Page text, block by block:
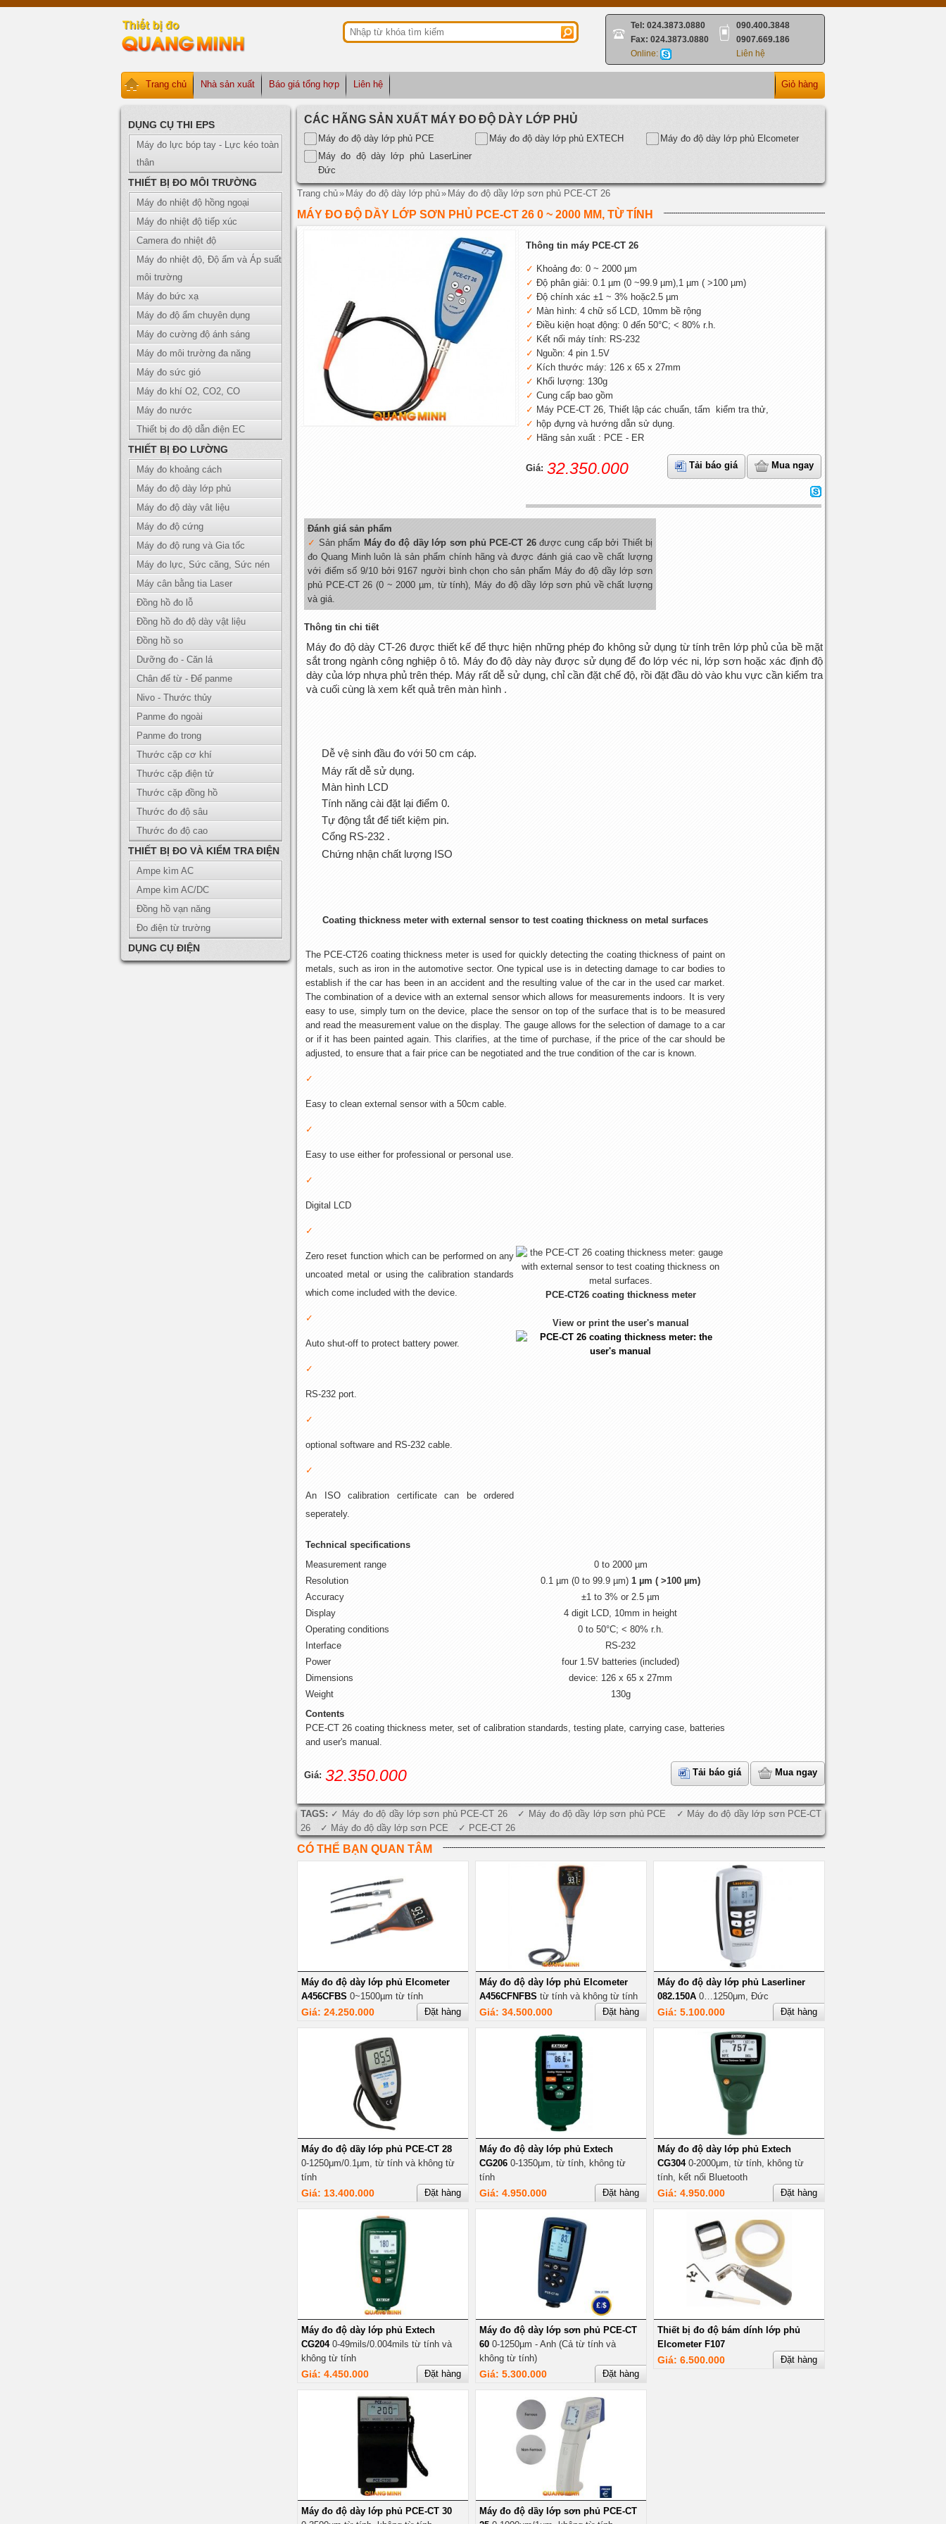
Tel: 024.3873.0880
Fax: 024.3873.0880
090.400.3848
0907.669.186
Online:
Liên hệ
Trang chủ Nhà sản xuất Báo giá tổng hợp Liên hệ Giỏ hàng
DỤNG CỤ THI EPS
Máy đo lực bóp tay - Lực kéo toàn
thân
THIẾT BỊ ĐO MÔI TRƯỜNG
Máy đo nhiệt độ hồng ngoại
Máy đo nhiệt độ tiếp xúc
Camera đo nhiệt độ
Máy đo nhiệt độ, Độ ẩm và Áp suất
môi trường
Máy đo bức xạ
Máy đo độ ẩm chuyên dụng
Máy đo cường độ ánh sáng
Máy đo môi trường đa năng
Máy đo sức gió
Máy đo khí O2, CO2, CO
Máy đo nước
Thiết bị đo độ dẫn điện EC
THIẾT BỊ ĐO LƯỜNG
Máy đo khoảng cách
Máy đo độ dày lớp phủ
Máy đo độ dày vât liệu
Máy đo độ cứng
Máy đo độ rung và Gia tốc
Máy đo lực, Sức căng, Sức nén
Máy cân bằng tia Laser
Đồng hồ đo lỗ
Đồng hồ đo độ dày vật liệu
Đồng hồ so
Dưỡng đo - Căn lá
Chân đế từ - Đế panme
Nivo - Thước thủy
Panme đo ngoài
Panme đo trong
Thước cặp cơ khí
Thước cặp điện tử
Thước cặp đồng hồ
Thước đo độ sâu
Thước đo độ cao
THIẾT BỊ ĐO VÀ KIỂM TRA ĐIỆN
Ampe kìm AC
Ampe kìm AC/DC
Đồng hồ vạn năng
Đo điện từ trường
DỤNG CỤ ĐIỆN
CÁC HÃNG SẢN XUẤT MÁY ĐO ĐỘ DÀY LỚP PHỦ
Máy đo độ dày lớp phủ PCE Máy đo độ dày lớp phủ EXTECH
Máy đo độ dày lớp phủ Elcometer
Máy đo độ dày lớp phủ LaserLiner
Đức
Trang chủ» Máy đo độ dày lớp phủ» Máy đo độ dầy lớp sơn phủ PCE-CT 26
MÁY ĐO ĐỘ DẦY LỚP SƠN PHỦ PCE-CT 26 0 ~ 2000 ΜM, TỪ TÍNH
Thông tin máy PCE-CT 26
Khoảng đo: 0 ~ 2000 µm
Độ phân giải: 0.1 µm (0 ~99.9 µm),1 µm ( >100 µm)
Độ chính xác ±1 ~ 3% hoặc2.5 µm
Màn hình: 4 chữ số LCD, 10mm bề rộng
Điều kiện hoạt động: 0 đến 50°C; < 80% r.h.
Kết nối máy tính: RS-232
Nguồn: 4 pin 1.5V
Kích thước máy: 126 x 65 x 27mm
Khối lượng: 130g
Cung cấp bao gồm
Máy PCE-CT 26, Thiết lập các chuẩn, tấm kiểm tra thử,
hộp đựng và hướng dẫn sử dụng.
Hãng sản xuất : PCE - ER
Giá: 32.350.000 Tải báo giá Mua ngay
Đánh giá sản phẩm
Sản phẩm Máy đo độ dầy lớp sơn phủ PCE-CT 26được cung cấp bởi Thiết bị
đo Quang Minh luôn là sản phẩm chính hãng và được đánh giá cao về chất lượng
với điểm số 9/10 bởi 9167 người bình chọn cho sản phẩm Máy đo độ dầy lớp sơn
phủ PCE-CT 26 (0 ~ 2000 µm, từ tính), Máy đo độ dầy lớp sơn phủ về chất lượng
và giá.
Thông tin chi tiết
Máy đo độ dày CT-26 được thiết kế để thực hiện những phép đo không sử dụng từ tính trên lớp phủ của bề mặt
sắt trong ngành công nghiệp ô tô. Máy đo độ dày này được sử dụng để đo lớp véc ni, lớp sơn hoặc xác định độ
dày của lớp nhựa phủ trên thép. Máy rất dễ sử dụng, chỉ cần đặt chế độ, rồi đặt đầu dò vào khu vực cần kiểm tra
và cuối cùng là xem kết quả trên màn hình .
Dễ vệ sinh đầu đo với 50 cm cáp.
Máy rất dễ sử dụng.
Màn hình LCD
Tính năng cài đặt lại điểm 0.
Tự động tắt để tiết kiệm pin.
Cổng RS-232 .
Chứng nhận chất lượng ISO
Coating thickness meter with external sensor to test coating thickness on metal surfaces
The PCE-CT26 coating thickness meter is used for quickly detecting the coating thickness of paint on
metals, such as iron in the automotive sector. One typical use is in detecting damage to car bodies to
establish if the car has been in an accident and the resulting value of the car in the used car market.
The combination of a device with an external sensor which allows for measurements indoors. It is very
easy to use, simply turn on the device, place the sensor on top of the surface that is to be measured
and read the measurement value on the display. The gauge allows for the selection of damage to a car
or if it has been painted again. This clarifies, at the time of purchase, if the price of the car should be
adjusted, to ensure that a fair price can be negotiated and the true condition of the car is known.
Easy to clean external sensor with a 50cm cable.
Easy to use either for professional or personal use.
Digital LCD
Zero reset function which can be performed on any
uncoated metal or using the calibration standards
which come included with the device.
Auto shut-off to protect battery power.
RS-232 port.
optional software and RS-232 cable.
An ISO calibration certificate can be ordered
seperately.
PCE-CT26 coating thickness meter
View or print the user's manual
Technical specifications
Measurement range
0 to 2000 µm
Resolution
0.1 µm (0 to 99.9 µm) 1 µm ( >100 µm)
Accuracy
±1 to 3% or 2.5 µm
Display
4 digit LCD, 10mm in height
Operating conditions
0 to 50°C; < 80% r.h.
Interface
RS-232
Power
four 1.5V batteries (included)
Dimensions
device: 126 x 65 x 27mm
Weight
130g
Contents
PCE-CT 26 coating thickness meter, set of calibration standards, testing plate, carrying case, batteries
and user's manual.
Giá: 32.350.000 Tải báo giá Mua ngay
TAGS: Máy đo độ dầy lớp sơn phủ PCE-CT 26 Máy đo độ dầy lớp sơn phủ PCE
Máy đo độ dầy lớp sơn PCE-CT
26
Máy đo độ dầy lớp sơn PCE PCE-CT 26
CÓ THỂ BẠN QUAN TÂM
Máy đo độ dày lớp phủ Elcometer
A456CFBS 0~1500µm từ tính
Giá: 24.250.000 Đặt hàng
Máy đo độ dày lớp phủ Elcometer
A456CFNFBS từ tính và không từ tính
Giá: 34.500.000 Đặt hàng
Máy đo độ dày lớp phủ Laserliner
082.150A 0…1250μm, Đức
Giá: 5.100.000 Đặt hàng
Máy đo độ dầy lớp phủ PCE-CT 28
0-1250μm/0.1μm, từ tính và không từ
tính
Giá: 13.400.000 Đặt hàng
Máy đo độ dày lớp phủ Extech
CG206 0-1350μm, từ tính, không từ
tính
Giá: 4.950.000 Đặt hàng
Máy đo độ dày lớp phủ Extech
CG3040-2000μm, từ tính, không từ
tính, kết nối Bluetooth
Giá: 4.950.000 Đặt hàng
Máy đo độ dày lớp phủ Extech
CG2040-49mils/0.004mils từ tính và
không từ tính
Giá: 4.450.000 Đặt hàng
Máy đo độ dày lớp sơn phủ PCE-CT
60 0-1250µm - Anh (Cả từ tính và
không từ tính)
Giá: 5.300.000 Đặt hàng
Thiết bị đo độ bám dính lớp phủ
Elcometer F107
Giá: 6.500.000 Đặt hàng
Máy đo độ dày lớp phủ PCE-CT 30
Máy đo độ dầy lớp sơn phủ PCE-CT